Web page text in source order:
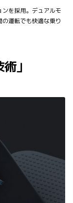
を採用。デュアルモ
運転でも快適な乗り
」